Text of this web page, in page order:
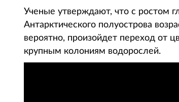
Ученые утверждают, что с ростом
Антарктического полуострова
вероятно, произойдет переход от
крупным колониям водорослей.